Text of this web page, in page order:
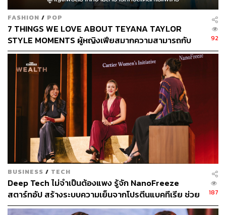
วันที่รู้สึก overwhelm
แรก?
FASHION / POP
7 THINGS WE LOVE ABOUT TEYANA TAYLOR
STYLE MOMENTS ผู้หญิงเฟียสมากความสามารถกับ
สไตล์ที่ไม่แพ้ใคร
92
BUSINESS / TECH
Deep Tech ไม่จำเป็นต้องแพง รู้จัก NanoFreeze
สตาร์ทอัป สร้างระบบความเย็นจากโปรตีนแบคทีเรีย ช่วย
คงคุณภาพอาหาร-ยา ประหยัดค่าไฟ 50%
187